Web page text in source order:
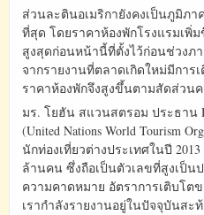
ส่วนละตินอเมริกายังคงเป็นภูมิภ
ที่สุด โดยราคาห้องพักโรงแรมเพิ่
สูงสุดก่อนหน้านี้ที่ตั้งไว้ก่อนช่วงภ
จากรายงานที่ตลาดเกิดใหม่มีการ
ราคาห้องพักจึงสูงขึ้นตามสัดส่วน
มร. โยฮัน สแวนสตรอม ประธาน
(United Nations World Tourism
นักท่องเที่ยวต่างประเทศในปี
ล้านคน ซึ่งถือเป็นตัวเลขที่สูงเป็น
ความคาดหมาย อัตราการเติบโต
เรากำลังรายงานอยู่ในปัจจุบันสะ